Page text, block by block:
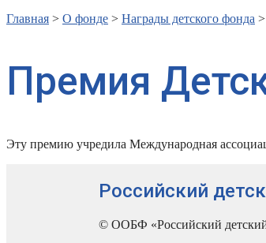
Главная > О фонде > Награды детского фонда >
Премия
Эту премию учредила Международная
Российский
© ООБФ «Российский